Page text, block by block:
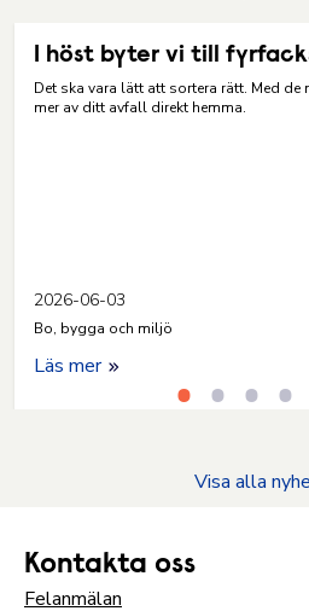
I höst byter vi till
Det ska vara lätt att sortera rätt. Med de
mer av ditt avfall direkt hemma.
2026-06-03
Bo, bygga och miljö
Läs mer
Visa alla
Kontakta oss
Felanmälan